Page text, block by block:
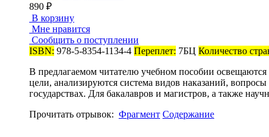
890 ₽
В корзину
Мне нравится
Сообщить о поступлении
ISBN: 978-5-8354-1134-4 Переплет: 7БЦ Количество
В предлагаемом читателю учебном пособии
цели, анализируются система видов наказаний,
государствах. Для бакалавров и магистров, а также
Прочитать отрывок: Фрагмент Содержание